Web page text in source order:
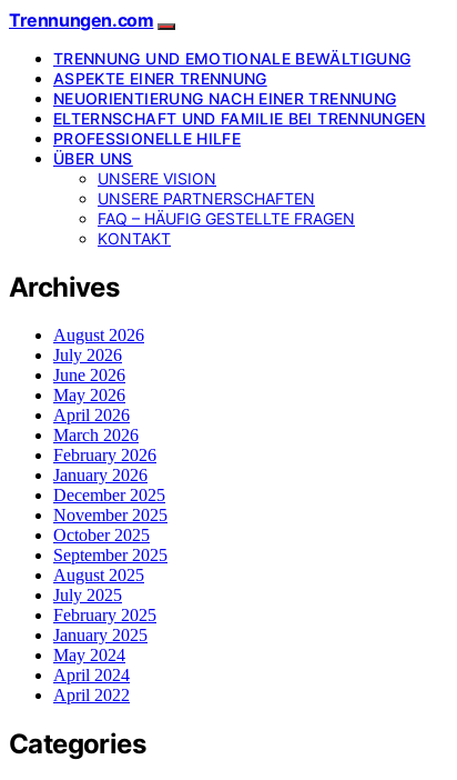
Trennungen.com
TRENNUNG UND EMOTIONALE BEWÄLTIGUNG
ASPEKTE EINER TRENNUNG
NEUORIENTIERUNG NACH EINER TRENNUNG
ELTERNSCHAFT UND FAMILIE BEI TRENNUNGEN
PROFESSIONELLE HILFE
ÜBER UNS
UNSERE VISION
UNSERE PARTNERSCHAFTEN
FAQ – HÄUFIG GESTELLTE FRAGEN
KONTAKT
Archives
August 2026
July 2026
June 2026
May 2026
April 2026
March 2026
February 2026
January 2026
December 2025
November 2025
October 2025
September 2025
August 2025
July 2025
February 2025
January 2025
May 2024
April 2024
April 2022
Categories